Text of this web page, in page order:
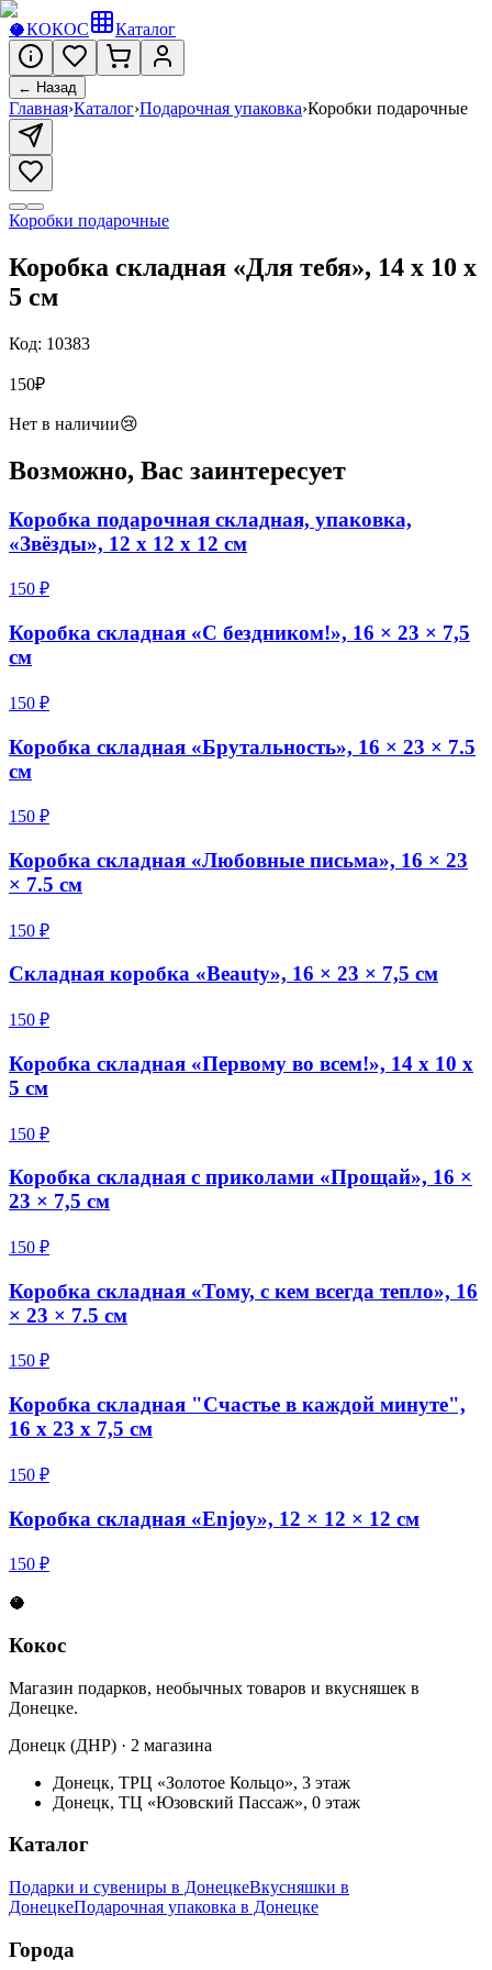
🥥КОКОС Каталог
← Назад
Главная›Каталог›Подарочная упаковка›Коробки подарочные
Коробки подарочные
Коробка складная «Для тебя», 14 х 10 х
5 см
Код: 10383
150₽
Нет в наличии😢
Возможно, Вас заинтересует
Коробка подарочная складная, упаковка,
«Звёзды», 12 х 12 х 12 см
150 ₽
Коробка складная «С бездником!», 16 × 23 × 7,5
см
150 ₽
Коробка складная «Брутальность», 16 × 23 × 7.5
см
150 ₽
Коробка складная «Любовные письма», 16 × 23
× 7.5 см
150 ₽
Складная коробка «Beauty», 16 × 23 × 7,5 см
150 ₽
Коробка складная «Первому во всем!», 14 х 10 х
5 см
150 ₽
Коробка складная с приколами «Прощай», 16 ×
23 × 7,5 см
150 ₽
Коробка складная «Тому, с кем всегда тепло», 16
× 23 × 7.5 см
150 ₽
Коробка складная "Счастье в каждой минуте",
16 х 23 х 7,5 см
150 ₽
Коробка складная «Enjoy», 12 × 12 × 12 см
150 ₽
🥥
Кокос
Магазин подарков, необычных товаров и вкусняшек в
Донецке.
Донецк (ДНР) · 2 магазина
Донецк, ТРЦ «Золотое Кольцо», 3 этаж
Донецк, ТЦ «Юзовский Пассаж», 0 этаж
Каталог
Подарки и сувениры в ДонецкеВкусняшки в
ДонецкеПодарочная упаковка в Донецке
Города